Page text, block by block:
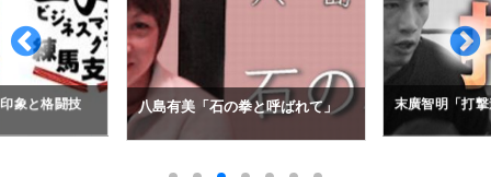
象と格闘技 八島有美「石の拳と呼ばれて」 末廣智明「打